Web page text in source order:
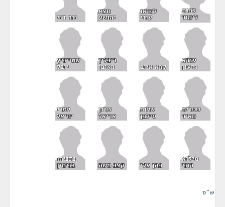
לבנת
לימור
לנדאו
עוזי
מצא
יהושע נוה דני
עזרא
גדעון קרא איוב
ריבלין
ראובן
שטייניץ
יובל
שטרית
מאיר
שלום
סילבן
שרון
אריאל
לסרי
יחיאל
מילוא
רוני כהן אלי קצב משה
נתניהו
בנימין
ש"ס